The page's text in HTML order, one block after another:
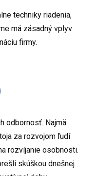
techniky riadenia,
má zásadný vplyv
firmy.
odbornosť. Najmä
za rozvojom ľudí
rozvíjanie osobnosti.
skúškou dnešnej